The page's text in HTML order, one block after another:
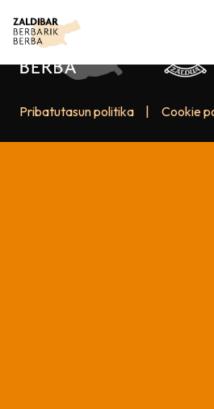
Pribatutasun politika Cookie